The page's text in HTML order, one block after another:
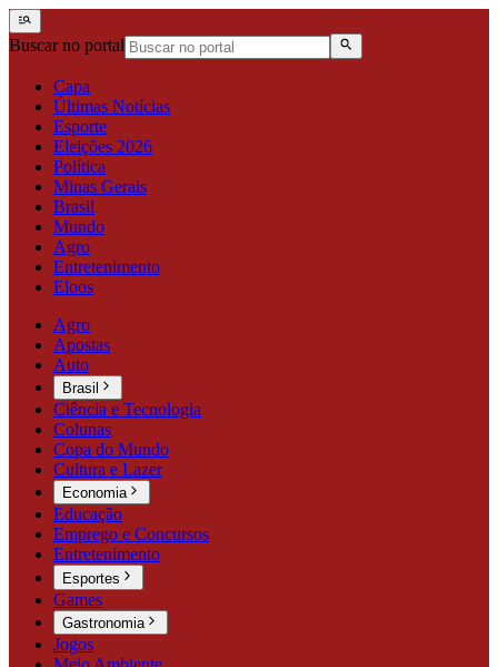
Buscar no portal
Capa
Últimas Notícias
Esporte
Eleições 2026
Política
Minas Gerais
Brasil
Mundo
Agro
Entretenimento
Eloos
Agro
Apostas
Auto
Brasil
Ciência e Tecnologia
Colunas
Copa do Mundo
Cultura e Lazer
Economia
Educação
Emprego e Concursos
Entretenimento
Esportes
Games
Gastronomia
Jogos